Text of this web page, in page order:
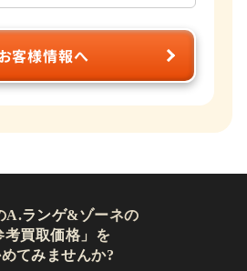
客様情報へ
A.ランゲ&ゾーネの
考買取価格」を
てみませんか?